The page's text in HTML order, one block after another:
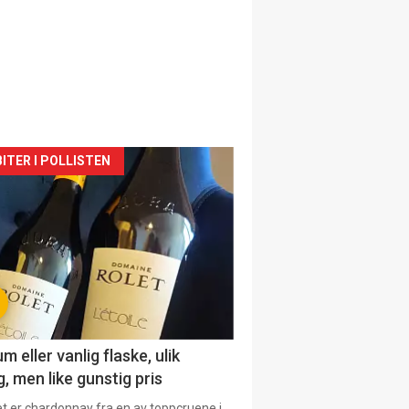
I POLLISTEN
eller vanlig flaske, ulik
men like gunstig pris